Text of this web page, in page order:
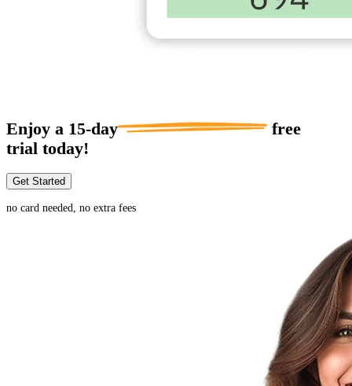
Enjoy a 15-day
free
trial today!
Get Started
no card needed, no extra fees